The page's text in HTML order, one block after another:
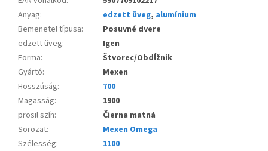
Anyag: edzett üveg, alumínium
Bemenetel típusa:
Posuvné dvere
edzett üveg:
Igen
Forma:
Štvorec/Obdĺžnik
Gyártó:
Mexen
Hosszúság:
700
Magasság:
1900
prosil szín:
Čierna matná
Sorozat:
Mexen Omega
Szélesség:
1100